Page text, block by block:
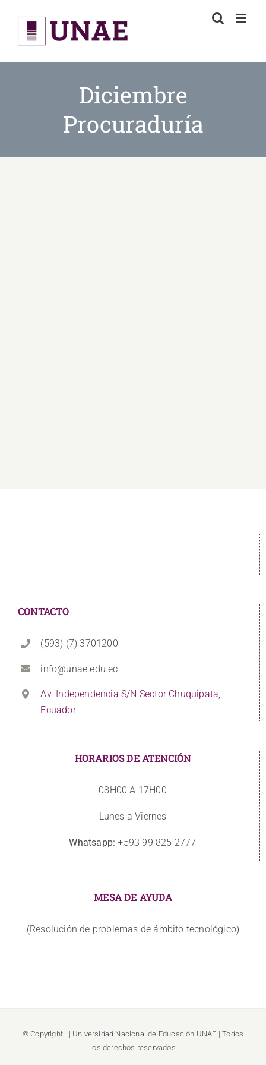
content
Diciembre
Procuraduría
CONTACTO
(593) (7) 3701200
info@unae.edu.ec
Av. Independencia S/N Sector Chuquipata,
Ecuador
HORARIOS DE ATENCIÓN
08H00 A 17H00
Lunes a Viernes
Whatsapp: +593 99 825 2777
MESA DE AYUDA
(Resolución de problemas de ámbito tecnológico)
© Copyright | Universidad Nacional de Educación UNAE | Todos
los derechos reservados